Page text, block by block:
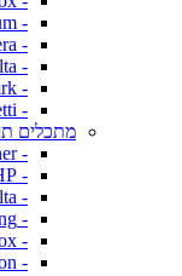
- Pantum
- Kyocera
- Konica Minolta
- Lexmark
- Olivetti
מתכלים
- Brother
- HP
- Konica Minolta
- Samsung
- Xerox
- Canon